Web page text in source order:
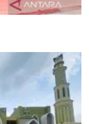
simbol bakti dan